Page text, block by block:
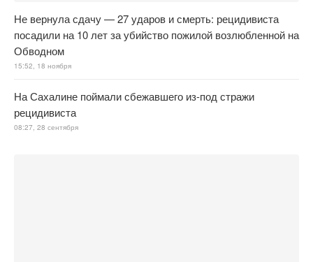
Не вернула сдачу — 27 ударов и смерть: рецидивиста
посадили на 10 лет за убийство пожилой возлюбленной на
Обводном
15:52, 18 ноября
На Сахалине поймали сбежавшего из-под стражи
рецидивиста
08:27, 28 сентября